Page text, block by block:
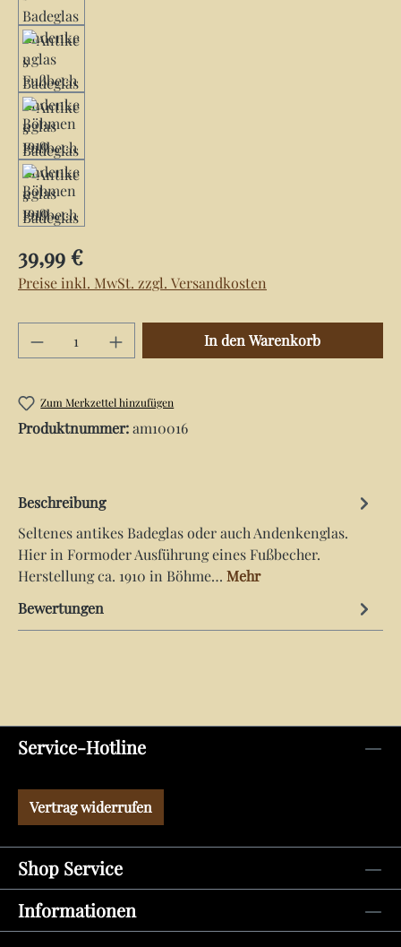
Regulärer Preis:
39,99 €
Preise inkl. MwSt. zzgl. Versandkosten
Produkt Anzahl: Gib den gewünschten
In den Warenkorb
Zum Merkzettel hinzufügen
Produktnummer:am10016
Beschreibung
Seltenes antikes Badeglas oder auch Andenkenglas.
Hier in Formoder Ausführung eines Fußbecher.
Herstellung ca. 1910 in Böhme… Mehr
Bewertungen
Service-Hotline
Vertrag widerrufen
Shop Service
Informationen